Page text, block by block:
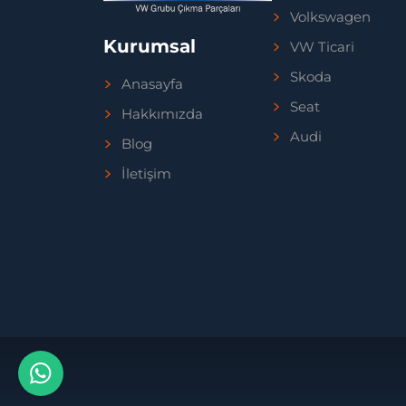
Kurumsal
Anasayfa
Hakkımızda
Blog
İletişim
Volkswagen
VW Ticari
Skoda
Seat
Audi